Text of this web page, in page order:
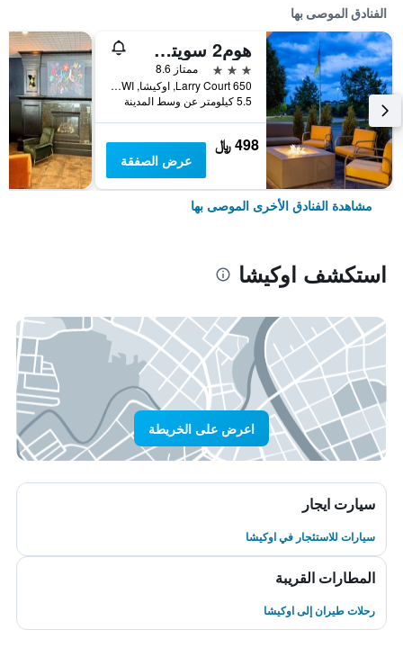
الفنادق الموصى بها
هوم2 سويتس باي هيلتون ميلواوكي بروكفيلد
3 نجوم
ممتاز 8.6
650 Larry Court, اوكيشا, WI, الولايات المتحدة الأميريكية
5.5 كيلومتر عن وسط المدينة
498 ﷼
عرض الصفقة
مشاهدة الفنادق الأخرى الموصى بها
استكشف اوكيشا
اعرض على الخريطة
سيارت ايجار
سيارات للاستئجار في اوكيشا
المطارات القريبة
رحلات طيران إلى اوكيشا